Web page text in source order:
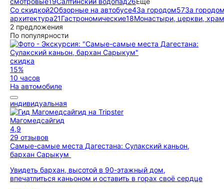
Со скидкой2Обзорные на автобусе4За городом57За
архитектура21Гастрономические18Монастыри, церкви,
2 предложения
По популярности
скидка
15%
10 часов
На автомобиле
индивидуальная
Магомедсайгид
4,9
29 отзывов
Самые-самые места Дагестана: Сулакский каньон,
бархан Сарыкум
Увидеть бархан, высотой в 90-этажный дом,
впечатлиться каньоном и оставить в горах своё сердце